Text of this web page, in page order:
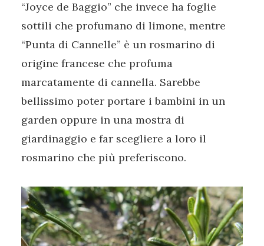
“Joyce de Baggio” che invece ha foglie
sottili che profumano di limone, mentre
“Punta di Cannelle” è un rosmarino di
origine francese che profuma
marcatamente di cannella. Sarebbe
bellissimo poter portare i bambini in un
garden oppure in una mostra di
giardinaggio e far scegliere a loro il
rosmarino che più preferiscono.